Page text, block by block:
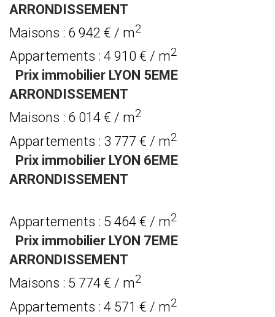
ARRONDISSEMENT
Maisons : 6 942 € / m2
Appartements : 4 910 € / m2
Prix immobilier LYON 5EME
ARRONDISSEMENT
Maisons : 6 014 € / m2
Appartements : 3 777 € / m2
Prix immobilier LYON 6EME
ARRONDISSEMENT
Appartements : 5 464 € / m2
Prix immobilier LYON 7EME
ARRONDISSEMENT
Maisons : 5 774 € / m2
Appartements : 4 571 € / m2